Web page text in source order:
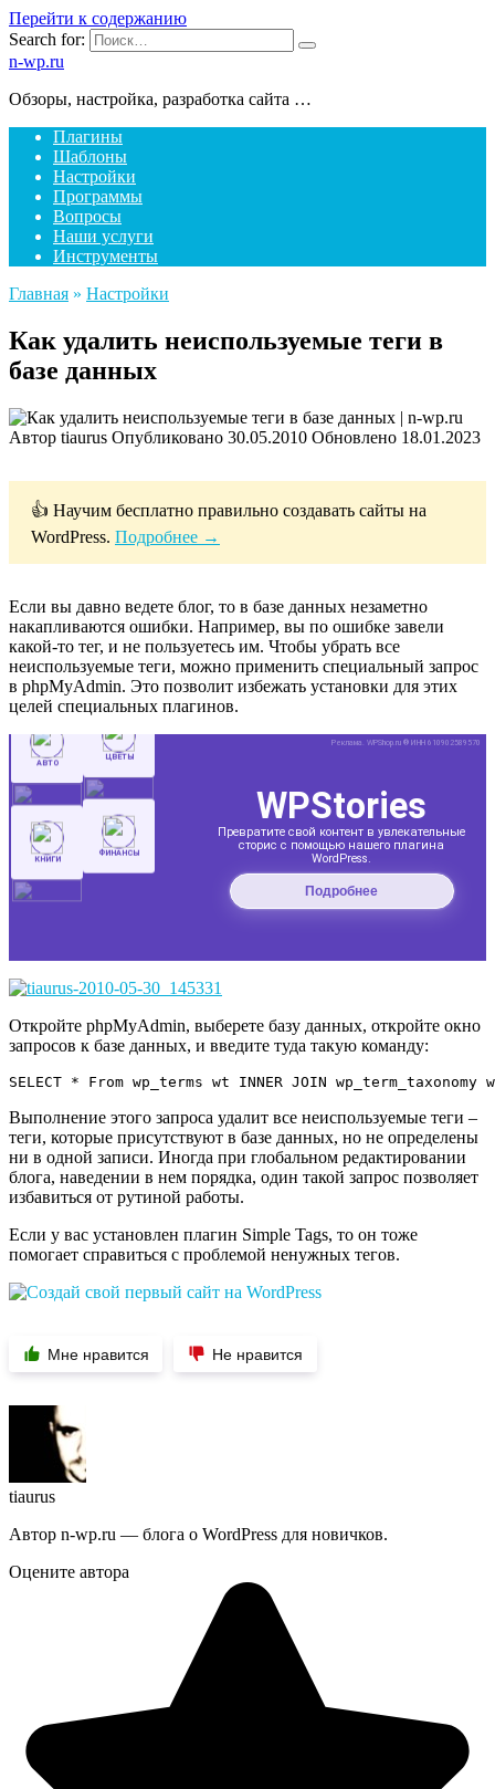
Перейти к содержанию
Search for:
n-wp.ru
Обзоры, настройка, разработка сайта …
Плагины
Шаблоны
Настройки
Программы
Вопросы
Наши услуги
Инструменты
Главная » Настройки
Как удалить неиспользуемые теги в
базе данных
Автор tiaurus Опубликовано 30.05.2010 Обновлено 18.01.2023
👍 Научим бесплатно правильно создавать сайты на
WordPress. Подробнее →
Если вы давно ведете блог, то в базе данных незаметно
накапливаются ошибки. Например, вы по ошибке завели
какой-то тег, и не пользуетесь им. Чтобы убрать все
неиспользуемые теги, можно применить специальный запрос
в phpMyAdmin. Это позволит избежать установки для этих
целей специальных плагинов.
Откройте phpMyAdmin, выберете базу данных, откройте окно
запросов к базе данных, и введите туда такую команду:
SELECT * From wp_terms wt INNER JOIN
Выполнение этого запроса удалит все неиспользуемые теги –
теги, которые присутствуют в базе данных, но не определены
ни в одной записи. Иногда при глобальном редактировании
блога, наведении в нем порядка, один такой запрос позволяет
избавиться от рутиной работы.
Если у вас установлен плагин Simple Tags, то он тоже
помогает справиться с проблемой ненужных тегов.
Мне нравится Не нравится
tiaurus
Автор n-wp.ru — блога о WordPress для новичков.
Оцените автора